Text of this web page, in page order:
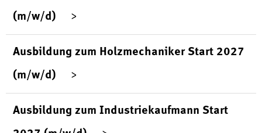
(m/w/d)
Ausbildung zum Holzmechaniker Start 2027
(m/w/d)
Ausbildung zum Industriekaufmann Start